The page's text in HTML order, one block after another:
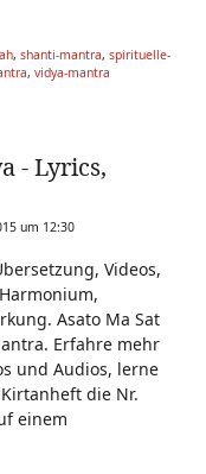
, shanti-mantra, spirituelle-
, vidya-mantra
- Lyrics,
um 12:30
Videos,
Asato Ma Sat
Erfahre mehr
und Audios, lerne
Kirtanheft die Nr.
einem